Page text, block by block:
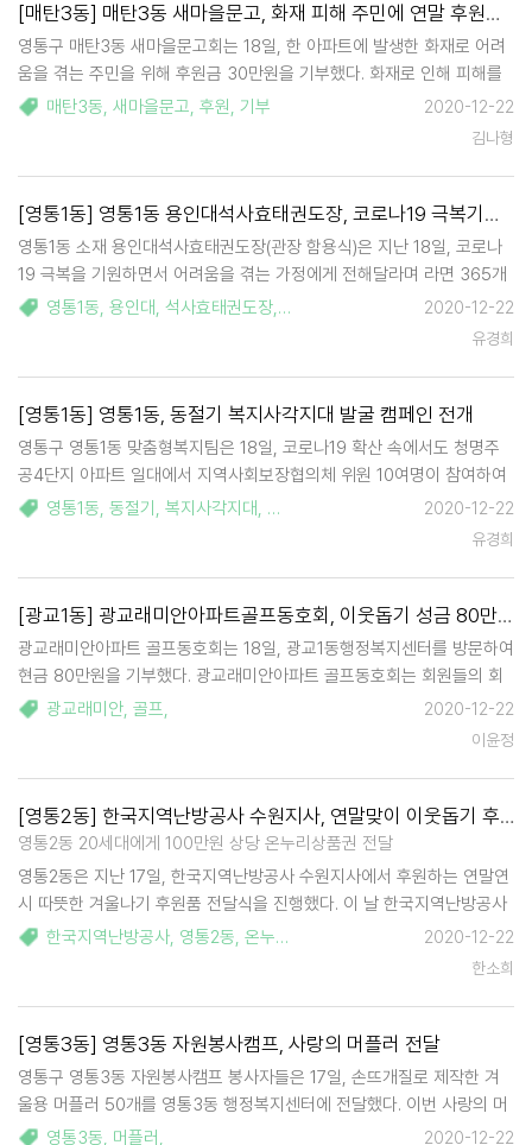
[매탄3동] 매탄3동 새마을문고, 화재 피해 주민에 연말 후원금 기부
영통구 매탄3동 새마을문고회는 18일, 한 아파트에 발생한 화재로 어려
움을 겪는 주민을 위해 후원금 30만원을 기부했다. 화재로 인해 피해를
입은 주민은 매탄3동 주민자치센터 자원봉사자로 10여 년간 봉사해온
바 있으며 2017년부터는 주민자치센터 강사로 재직하기도 하였는데, 이
매탄3동, 새마을문고, 후원, 기부
2020-12-22
김나형
[영통1동] 영통1동 용인대석사효태권도장, 코로나19 극복기원 라면 기부
영통1동 소재 용인대석사효태권도장(관장 함용식)은 지난 18일, 코로나
19 극복을 기원하면서 어려움을 겪는 가정에게 전해달라며 라면 365개
를 영통1동 행정복지센터에 전달하였다. 이날 전달식은 용인대석사효태
권도장 사범 및 원생 100여명이 이웃돕기에 동참하여 십시일반 모은 것
영통1동, 용인대, 석사효태권도장, 코로나19
2020-12-22
유경희
[영통1동] 영통1동, 동절기 복지사각지대 발굴 캠페인 전개
영통구 영통1동 맞춤형복지팀은 18일, 코로나19 확산 속에서도 청명주
공4단지 아파트 일대에서 지역사회보장협의체 위원 10여명이 참여하여
동절기 복지사각지대 발굴 캠페인을 실시했다. 이 날 캠페인은 코로나19
감염예방 방역수칙을 준수하며 진행되었다. 지역주민에게 실직 및 휴⋅폐
영통1동, 동절기 , 복지사각지대, 코로나 청명주공4단지,
2020-12-22
유경희
[광교1동] 광교래미안아파트골프동호회, 이웃돕기 성금 80만원 기부
광교래미안아파트 골프동호회는 18일, 광교1동행정복지센터를 방문하여
현금 80만원을 기부했다. 광교래미안아파트 골프동호회는 회원들의 회
비를 통하여 매년 어려운 이웃을 위한 기부를 해오고 있으며 올해도 어김
없이 기부를 이어갔다. 광교래미안아파트 골프동호회 김경희 회장은 "코
광교래미안, 골프,
2020-12-22
이윤정
[영통2동] 한국지역난방공사 수원지사, 연말맞이 이웃돕기 후원품 기탁
영통2동 20세대에게 100만원 상당 온누리상품권 전달
영통2동은 지난 17일, 한국지역난방공사 수원지사에서 후원하는 연말연
시 따뜻한 겨울나기 후원품 전달식을 진행했다. 이 날 한국지역난방공사
수원지사는 영통2동에 100만원 상당의 온누리상품권을 전달했다. 저소
득층 및 사례관리대상자 20세대에 가정방문을 통해 상품권을 전달하며
한국지역난방공사, 영통2동, 온누리상품권
2020-12-22
한소희
[영통3동] 영통3동 자원봉사캠프, 사랑의 머플러 전달
영통구 영통3동 자원봉사캠프 봉사자들은 17일, 손뜨개질로 제작한 겨
울용 머플러 50개를 영통3동 행정복지센터에 전달했다. 이번 사랑의 머
플러 뜨기 봉사 프로그램은 수원시자원봉사센터에서 예산을 지원 받아
영통3동, 머플러 , 2020-12-22